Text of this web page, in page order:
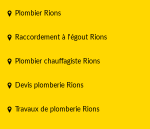
Plombier Rions
Raccordement à l'égout Rions
Plombier chauffagiste Rions
Devis plomberie Rions
Travaux de plomberie Rions